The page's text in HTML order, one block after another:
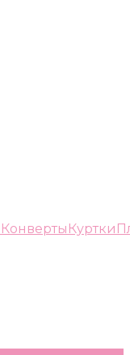
Конверты Куртки